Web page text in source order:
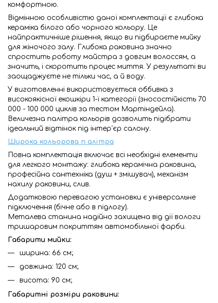
комфортною.
Відмінною особливістю даної комплектації є глибока
кераміка білого або чорного кольору. Це
найпрактичніше рішення, якщо ви підбираєте мийку
для жіночого залу. Глибока раковина значно
спростить роботу майстра з довгим волоссям, а
значить, і скоротить процес миття. У результаті ви
заощаджуєте не тільки час, а й воду.
У виготовленні використовується оббивка з
високоякісної екошкіри 1-ї категорії (зносостійкість 70
000 - 100 000 циклів за тестом Мартіндейла).
Величезна палітра кольорів дозволить підібрати
ідеальний відтінок під інтер'єр салону.
Широка кольорова п алітра
Повна комплектація включає всі необхідні елементи
для легкого монтажу: глибока керамічна раковина,
професійна сантехніка (душ + змішувач), механізм
нахилу раковини, слив.
Додатковою перевагою установки є універсальне
підключення (бічне або в підлогу).
Металева станина надійно захищена від дії вологи
тришаровим покриттям автомобільної фарби.
Габарити мийки:
ширина: 66 см;
довжина: 120 см;
висота: 90 см;
Габаритні розміри раковини: